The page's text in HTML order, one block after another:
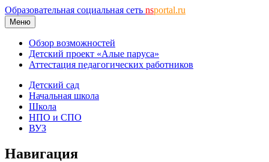
Образовательная социальная сеть nsportal.ru
Меню
Обзор возможностей
Детский проект «Алые паруса»
Аттестация педагогических работников
Детский сад
Начальная школа
Школа
НПО и СПО
ВУЗ
Навигация